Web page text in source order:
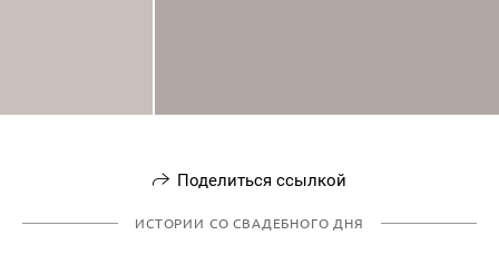
Поделиться ссылкой
ИСТОРИИ СО СВАДЕБНОГО ДНЯ